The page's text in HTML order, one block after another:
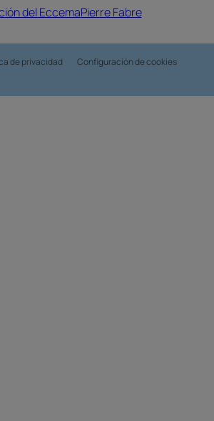
del EccemaPierre Fabre
de privacidad
Configuración de cookies